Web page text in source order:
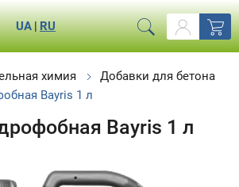
RU
|
UA
химия
Добавки для бетона
Bayris 1 л
Bayris 1 л